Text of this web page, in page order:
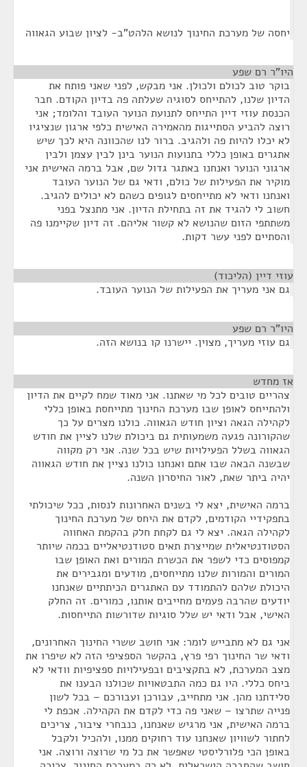
יחסה של מערכת החינוך לנושא הלהט"ב- לציון שבוע הגאווה
היו"ר רם שפע
בוקר טוב לכולם ולכולן. אני מבקש, לפני שאני פותח את
הדיון שלנו, להתייחס לסוגיה שעלתה פה בדיון הקודם. חבר
הכנסת עוזי דיין התייחס לתנועת הנוער העובד והלומד; אני
רוצה להביע הסתייגות מהאמירה האישית כלפי ארגון שנציגיו
לא יכלו להיות פה ולהגיב. ברור לנו שהכוונה היא לכך שיש
אתגרים באופן כללי בתנועות הנוער בינן לבין עצמן ולבין
ארגוני הנוער ואנחנו באתגר גדול שם, אבל ברמה האישית אני
מוקיר את הפעילות של כולם, ודאי גם של הנוער העובד
ואנחנו ודאי לא מתייחסים לגופים כשהם לא יכולים להגיב.
חשוב לי להגיד את זה בתחילת הדיון. אני מתנצל בפני
משתתפי הזום שהנושא לא קשור אליהם. זה דיון שקיימנו פה
והסתיים לפני עשר דקות.
עוזי דיין (הליכוד)
גם אני מעריך את הפעילות של הנוער העובד.
היו"ר רם שפע
גם עוזי מעריך, מצוין. יישרנו קו בנושא הזה.
אז מחדש
צהריים טובים לכל מי שאתנו. אני מאוד שמח לקיים את הדיון
ולהתייחס לאופן שבו מערכת החינוך מתייחסת באופן כללי
לקהילה הגאה וציון חודש הגאווה. כולנו מצרים על כך
שהקורונה פגעה משמעותית גם ביכולת שלנו לציין את חודש
הגאווה בשלל הפעילויות שיש בכל שנה. אני רק מקווה
שבשנה הבאה שבו אתם ואנחנו כולנו נציין את חודש הגאווה
יהיה ביתר שאת, לאור החיסרון השנה.
ברמה האישית, יצא לי בשנים האחרונות לנסות, ככל שיכולתי
בתפקידיי הקודמים, לקדם את היחס של מערכת החינוך
לקהילה הגאה. יצא לי גם לקחת חלק בהקמת האחווה
הסטודנטיאלית שמייצרת תאים סטודנטיאליים בכמה שיותר
קמפוסים כדי לשפר את הכשרת המורים ואת האופן שבו
המורים והמורות שלנו מתייחסים, מודעים ומגבירים את
היכולת שלהם להתמודד עם האתגרים הכיתתיים שאנחנו
יודעים שהרבה פעמים מחייבים אותנו, כמורים. זה החלק
האישי, אבל ודאי יש שלל סוגיות שדורשות התייחסות.
אני גם לא מתבייש לומר: אני חושב ששרי החינוך האחרונים,
ודאי שר החינוך רפי פרץ, בהקשר הספציפי הזה לא שיפרו את
מצב המערכת, לא בתקציבים ובפעילויות ספציפיות וודאי לא
ביחס כללי. היו גם כמה התבטאויות שכולנו הבענו את
סלידתנו מהן. אני מתחייב, עבורכן ועבורכם – בכל לשון
פנייה שתרצו – שאני פה כדי לקדם את הקהילה. אכפת לי
ברמה האישית, אני מרגיש שאנחנו, כנבחרי ציבור, צריכים
לחתור לשוויון שאנחנו עוד רחוקים ממנו, ולהכיל ולקבל
באופן הכי פלורליסטי שאפשר את כל מי שרוצה ורוצה. אני